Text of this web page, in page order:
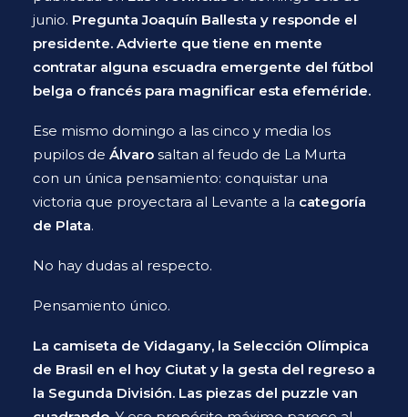
junio. Pregunta Joaquín Ballesta y responde el
presidente. Advierte que tiene en mente
contratar alguna escuadra emergente del fútbol
belga o francés para magnificar esta efeméride.
Ese mismo domingo a las cinco y media los
pupilos de Álvaro saltan al feudo de La Murta
con un única pensamiento: conquistar una
victoria que proyectara al Levante a la categoría
de Plata.
No hay dudas al respecto.
Pensamiento único.
La camiseta de Vidagany, la Selección Olímpica
de Brasil en el hoy Ciutat y la gesta del regreso a
la Segunda División. Las piezas del puzzle van